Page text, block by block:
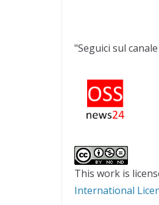
"Seguici sul
This work is
International